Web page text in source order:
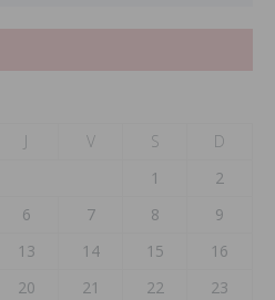
J V S
D
1
2
6 7 8
9
13 14 15
16
20 21 22
23